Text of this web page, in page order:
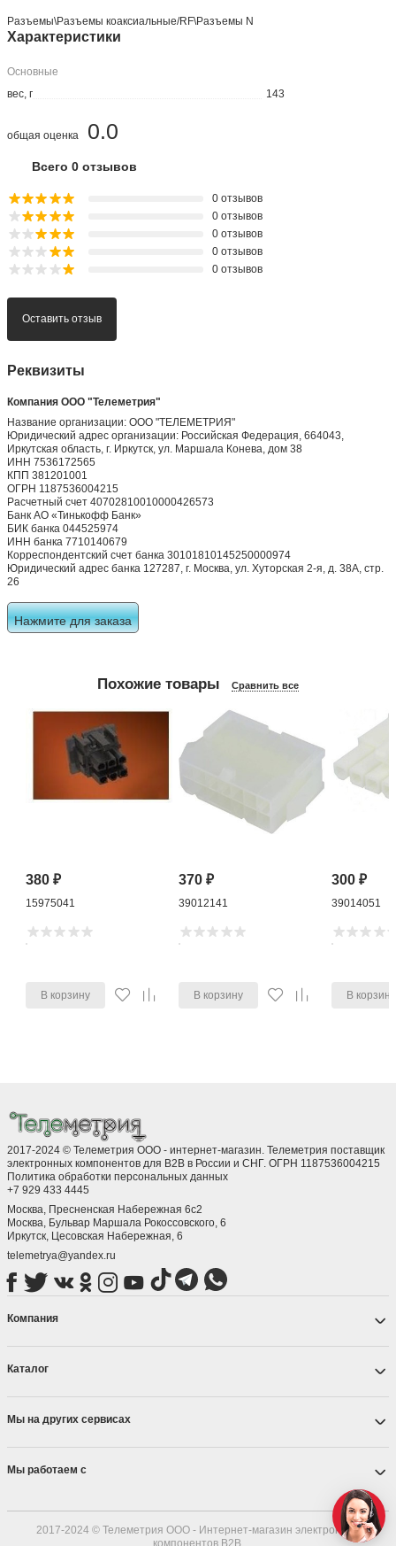
Разъeмы\Разъeмы коаксиальные/RF\Разъeмы N
Характеристики
Основные
вес, г
143
0.0
общая оценка
Всего 0 отзывов
0 отзывов
0 отзывов
0 отзывов
0 отзывов
0 отзывов
Оставить отзыв
Реквизиты
Компания ООО "Телеметрия"
Название организации: ООО "ТЕЛЕМЕТРИЯ"
Юридический адрес организации: Российская Федерация, 664043,
Иркутская область, г. Иркутск, ул. Маршала Конева, дом 38
ИНН 7536172565
КПП 381201001
ОГРН 1187536004215
Расчетный счет 40702810010000426573
Банк АО «Тинькофф Банк»
БИК банка 044525974
ИНН банка 7710140679
Корреспондентский счет банка 30101810145250000974
Юридический адрес банка 127287, г. Москва, ул. Хуторская 2-я, д. 38А, стр.
26
Нажмите для заказа
Похожие товары Сравнить все
380₽
15975041
В корзину
370₽
39012141
В корзину
300₽
39014051
В корзину
2017-2024 © Телеметрия ООО - интернет-магазин. Телеметрия поставщик
электронных компонентов для B2B в России и СНГ. ОГРН 1187536004215
Политика обработки персональных данных
+7 929 433 4445
Москва, Пресненская Набережная 6с2
Москва, ​Бульвар Маршала Рокоссовского, 6
Иркутск, ​Цесовская Набережная, 6
telemetrya@yandex.ru
Компания
Каталог
Мы на других сервисах
Мы работаем с
2017-2024 © Телеметрия ООО - Интернет-магазин электронных
компонентов B2B.